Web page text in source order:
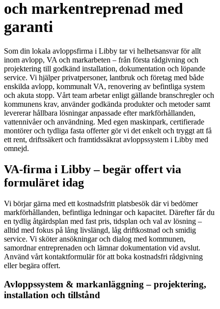
och markentreprenad med
garanti
Som din lokala avloppsfirma i Libby tar vi helhetsansvar för allt
inom avlopp, VA och markarbeten – från första rådgivning och
projektering till godkänd installation, dokumentation och löpande
service. Vi hjälper privatpersoner, lantbruk och företag med både
enskilda avlopp, kommunalt VA, renovering av befintliga system
och akuta stopp. Vårt team arbetar enligt gällande branschregler och
kommunens krav, använder godkända produkter och metoder samt
levererar hållbara lösningar anpassade efter markförhållanden,
vattennivåer och användning. Med egen maskinpark, certifierade
montörer och tydliga fasta offerter gör vi det enkelt och tryggt att få
ett rent, driftssäkert och framtidssäkrat avloppssystem i Libby med
omnejd.
VA-firma i Libby – begär offert via
formuläret idag
Vi börjar gärna med ett kostnadsfritt platsbesök där vi bedömer
markförhållanden, befintliga ledningar och kapacitet. Därefter får du
en tydlig åtgärdsplan med fast pris, tidsplan och val av lösning –
alltid med fokus på lång livslängd, låg driftkostnad och smidig
service. Vi sköter ansökningar och dialog med kommunen,
samordnar entreprenaden och lämnar dokumentation vid avslut.
Använd vårt kontaktformulär för att boka kostnadsfri rådgivning
eller begära offert.
Avloppssystem & markanläggning – projektering,
installation och tillstånd